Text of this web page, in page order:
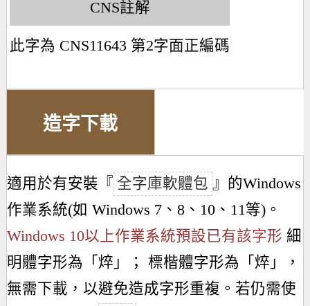
CNS註解
此字為 CNS11643 第2字面正編碼
造字下載
適用於有安裝『 全字庫軟體包 』的Windows
作業系統(如 Windows 7、8、10、11等)。
Windows 10以上作業系統預設已有該字形 細
明體字形為「 焠 」； 標楷體字形為「 焠 」，
無需下載，以避免造成字形重複。若仍需使